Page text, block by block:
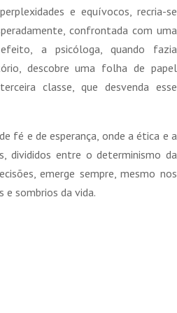
e equívocos, recria-se
confrontada com uma
a psicóloga, quando fazia
descobre uma folha de papel
classe, que desvenda esse
fé e de esperança, onde a ética e a
divididos entre o determinismo da
emerge sempre, mesmo nos
sombrios da vida.